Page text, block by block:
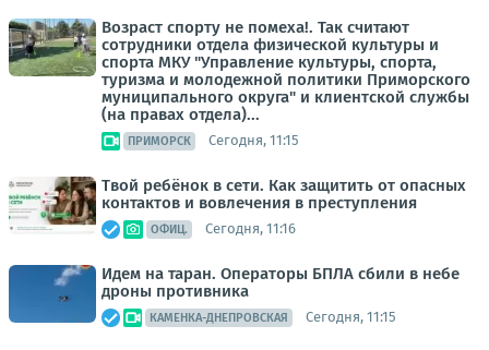
Возраст спорту не помеха!. Так считают
сотрудники отдела физической культуры и
спорта МКУ "Управление культуры, спорта,
туризма и молодежной политики Приморского
муниципального округа" и клиентской службы
(на правах отдела)...
ПРИМОРСК Сегодня, 11:15
Твой ребёнок в сети. Как защитить от опасных
контактов и вовлечения в преступления
ОФИЦ. Сегодня, 11:16
Идем на таран. Операторы БПЛА сбили в небе
дроны противника
КАМЕНКА-ДНЕПРОВСКАЯ Сегодня, 11:15